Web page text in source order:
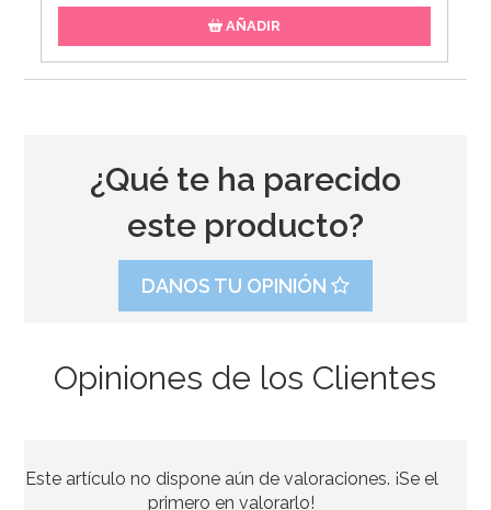
AÑADIR
7,95€ 7,95€
¿Qué te ha parecido
este producto?
DANOS TU OPINIÓN
Opiniones de los Clientes
Este artículo no dispone aún de valoraciones. ¡Se el
primero en valorarlo!